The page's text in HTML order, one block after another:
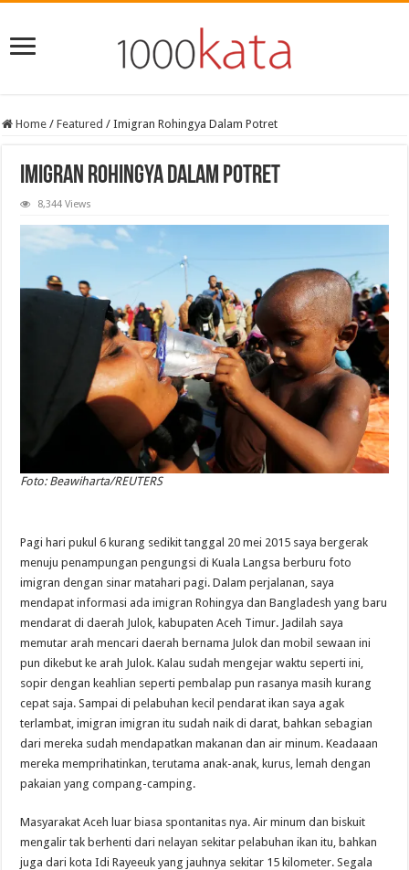
Home / Featured / Imigran Rohingya Dalam Potret
Imigran Rohingya Dalam Potret
8,344 Views
Foto: Beawiharta/REUTERS
Pagi hari pukul 6 kurang sedikit tanggal 20 mei 2015 saya bergerak
menuju penampungan pengungsi di Kuala Langsa berburu foto
imigran dengan sinar matahari pagi. Dalam perjalanan, saya
mendapat informasi ada imigran Rohingya dan Bangladesh yang baru
mendarat di daerah Julok, kabupaten Aceh Timur. Jadilah saya
memutar arah mencari daerah bernama Julok dan mobil sewaan ini
pun dikebut ke arah Julok. Kalau sudah mengejar waktu seperti ini,
sopir dengan keahlian seperti pembalap pun rasanya masih kurang
cepat saja. Sampai di pelabuhan kecil pendarat ikan saya agak
terlambat, imigran imigran itu sudah naik di darat, bahkan sebagian
dari mereka sudah mendapatkan makanan dan air minum. Keadaaan
mereka memprihatinkan, terutama anak-anak, kurus, lemah dengan
pakaian yang compang-camping.
Masyarakat Aceh luar biasa spontanitas nya. Air minum dan biskuit
mengalir tak berhenti dari nelayan sekitar pelabuhan ikan itu, bahkan
juga dari kota Idi Rayeeuk yang jauhnya sekitar 15 kilometer. Segala